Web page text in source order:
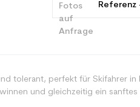
Referenz
tolerant, perfekt für Skifahrer in
und gleichzeitig ein